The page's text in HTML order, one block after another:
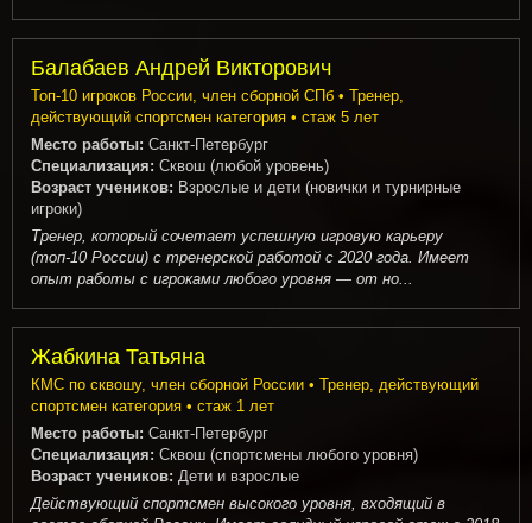
Балабаев Андрей Викторович
Топ-10 игроков России, член сборной СПб • Тренер,
действующий спортсмен категория • стаж 5 лет
Место работы: Санкт-Петербург
Специализация: Сквош (любой уровень)
Возраст учеников: Взрослые и дети (новички и турнирные
игроки)
Тренер, который сочетает успешную игровую карьеру
(топ-10 России) с тренерской работой с 2020 года. Имеет
опыт работы с игроками любого уровня — от но...
Жабкина Татьяна
КМС по сквошу, член сборной России • Тренер, действующий
спортсмен категория • стаж 1 лет
Место работы: Санкт-Петербург
Специализация: Сквош (спортсмены любого уровня)
Возраст учеников: Дети и взрослые
Действующий спортсмен высокого уровня, входящий в